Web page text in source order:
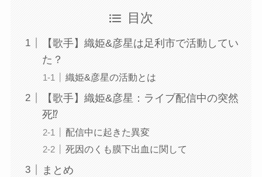
目次
【歌手】織姫&彦星は足利市で活動してい
た？
織姫&彦星の活動とは
【歌手】織姫&彦星：ライブ配信中の突然
死⁉︎
配信中に起きた異変
死因のくも膜下出血に関して
まとめ